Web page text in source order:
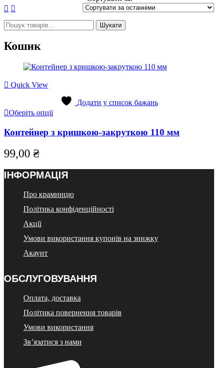
Шукати: Шукати
Кошик
Quick View
Додати у список бажань
Оберіть опціїЦей
кілька
вибрати
на
товару
Контейнер з кришкою-закруткою 110 мм
99,00 ₴
ІНФОРМАЦІЯ
Про крамницю
Політика конфіденційності
Акції
Умови використання купонів на знижку
Акаунт
ОБСЛУГОВУВАННЯ
Оплата, доставка
Політика повернення товарів
Умови використання
Зв’язатися з нами